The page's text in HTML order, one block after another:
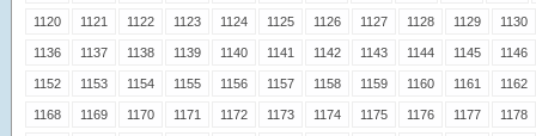
1120 1121 1122 1123 1124 1125 1126 1127 1128 1129 1130
1136 1137 1138 1139 1140 1141 1142 1143 1144 1145 1146
1152 1153 1154 1155 1156 1157 1158 1159 1160 1161 1162
1168 1169 1170 1171 1172 1173 1174 1175 1176 1177 1178